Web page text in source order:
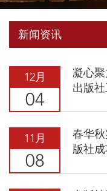
新闻资讯
12月
04
凝心
出版
11月
08
春华
版社